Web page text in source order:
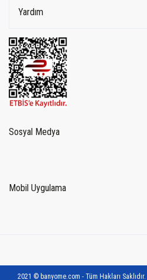
Yardım
Sosyal Medya
Mobil Uygulama
2021 © banyome.com - Tüm Hakları